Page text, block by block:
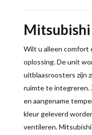
Mitsubishi
Wilt u alleen comfort
oplossing. De unit
uitblaasroosters zijn
ruimte te integreren.
en aangename
kleur geleverd
ventileren.